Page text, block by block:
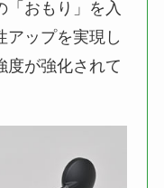
「おもり」を入
アップを実現し
度が強化されて